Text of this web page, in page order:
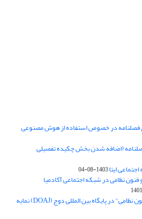
در خصوص استفاده از هوش مصنوعی
(اضافه شدن بخش چکیده تفصیلی
ایتا1403-08-04
نظامی در شبکه اجتماعی آکادمیا
فصلنامه علمی "علوم و فنون نظامی" در پایگاه بین المللی دوج (DOAJ) نمایه